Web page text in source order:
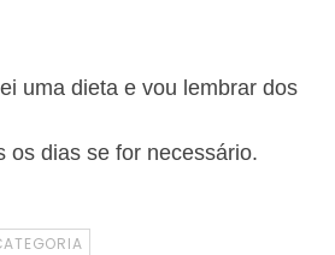
uma dieta e vou lembrar dos
os dias se for necessário.